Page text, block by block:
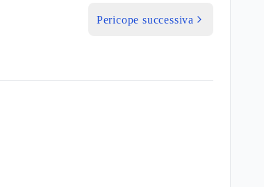
Pericope successiva